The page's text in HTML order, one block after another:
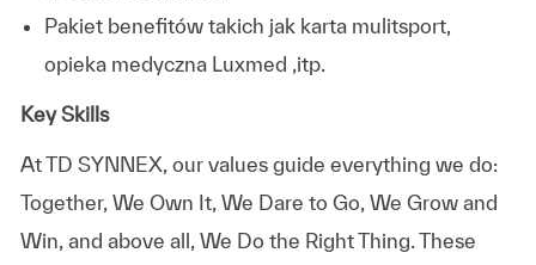
Pakiet benefitów takich jak karta mulitsport,
opieka medyczna Luxmed ,itp.
Key Skills
At TD SYNNEX, our values guide everything we do:
Together, We Own It, We Dare to Go, We Grow and
Win, and above all, We Do the Right Thing. These